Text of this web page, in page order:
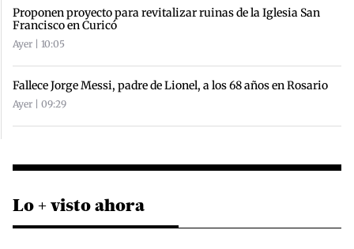
Proponen proyecto para revitalizar ruinas de la Iglesia San
Francisco en Curicó
Ayer | 10:05
Fallece Jorge Messi, padre de Lionel, a los 68 años en Rosario
Ayer | 09:29
Lo + visto ahora